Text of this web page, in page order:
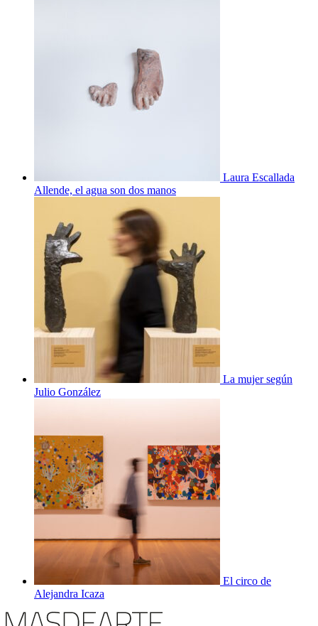
Laura Escallada
Allende, el agua son dos manos
La mujer según
Julio González
El circo de
Alejandra Icaza